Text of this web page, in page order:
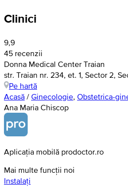
Clinici
9,9
45 recenzii
Donna Medical Center Traian
str. Traian nr. 234, et. 1, Sector 2,
Pe hartă
Acasă / Ginecologie, Obstetrica-
Ana Maria Chiscop
Aplicația mobilă prodoctor.ro
Mai multe funcții noi
Instalați